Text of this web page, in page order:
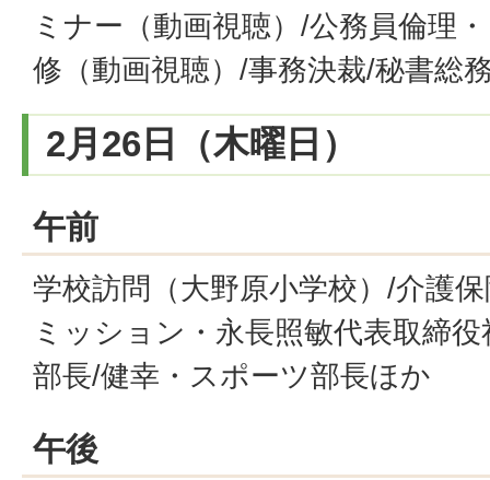
ミナー（動画視聴）/公務員倫理
修（動画視聴）/事務決裁/秘書総
2月26日（木曜日）
午前
学校訪問（大野原小学校）/介護
ミッション・永長照敏代表取締
部長/健幸・スポーツ部長ほか
午後